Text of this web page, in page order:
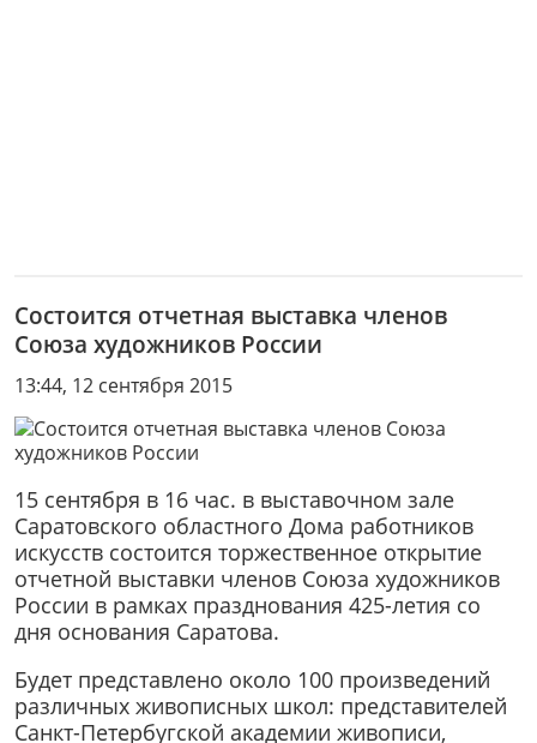
Состоится отчетная выставка членов
Союза художников России
13:44, 12 сентября 2015
15 сентября в 16 час. в выставочном зале
Саратовского областного Дома работников
искусств состоится торжественное открытие
отчетной выставки членов Союза художников
России в рамках празднования 425-летия со
дня основания Саратова.
Будет представлено около 100 произведений
различных живописных школ: представителей
Санкт-Петербугской академии живописи,